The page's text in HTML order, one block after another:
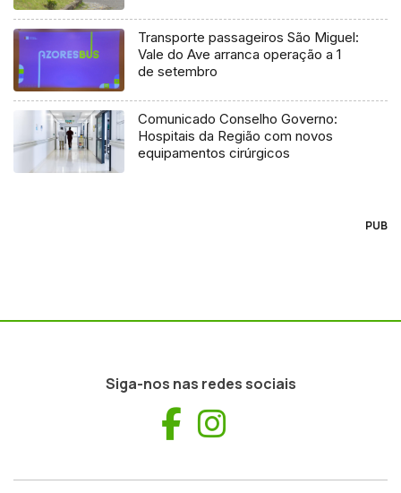
Transporte passageiros São Miguel:
Vale do Ave arranca operação a 1
de setembro
Comunicado Conselho Governo:
Hospitais da Região com novos
equipamentos cirúrgicos
PUB
Siga-nos nas redes sociais
Facebook